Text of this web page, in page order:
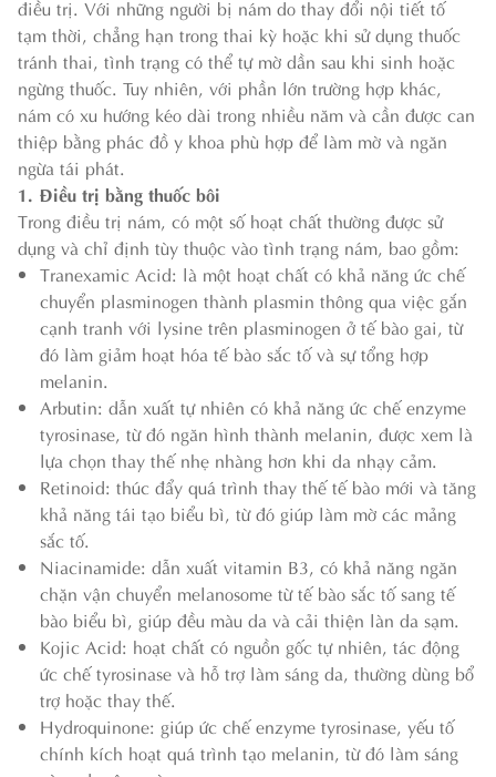
điều trị. Với những người bị nám do thay đổi nội tiết tố
tạm thời, chẳng hạn trong thai kỳ hoặc khi sử dụng thuốc
tránh thai, tình trạng có thể tự mờ dần sau khi sinh hoặc
ngừng thuốc. Tuy nhiên, với phần lớn trường hợp khác,
nám có xu hướng kéo dài trong nhiều năm và cần được can
thiệp bằng phác đồ y khoa phù hợp để làm mờ và ngăn
ngừa tái phát.
1. Điều trị bằng thuốc bôi
Trong điều trị nám, có một số hoạt chất thường được sử
dụng và chỉ định tùy thuộc vào tình trạng nám, bao gồm:
Tranexamic Acid: là một hoạt chất có khả năng ức chế
chuyển plasminogen thành plasmin thông qua việc gắn
cạnh tranh với lysine trên plasminogen ở tế bào gai, từ
đó làm giảm hoạt hóa tế bào sắc tố và sự tổng hợp
melanin.
Arbutin: dẫn xuất tự nhiên có khả năng ức chế enzyme
tyrosinase, từ đó ngăn hình thành melanin, được xem là
lựa chọn thay thế nhẹ nhàng hơn khi da nhạy cảm.
Retinoid: thúc đẩy quá trình thay thế tế bào mới và tăng
khả năng tái tạo biểu bì, từ đó giúp làm mờ các mảng
sắc tố.
Niacinamide: dẫn xuất vitamin B3, có khả năng ngăn
chặn vận chuyển melanosome từ tế bào sắc tố sang tế
bào biểu bì, giúp đều màu da và cải thiện làn da sạm.
Kojic Acid: hoạt chất có nguồn gốc tự nhiên, tác động
ức chế tyrosinase và hỗ trợ làm sáng da, thường dùng bổ
trợ hoặc thay thế.
Hydroquinone: giúp ức chế enzyme tyrosinase, yếu tố
chính kích hoạt quá trình tạo melanin, từ đó làm sáng